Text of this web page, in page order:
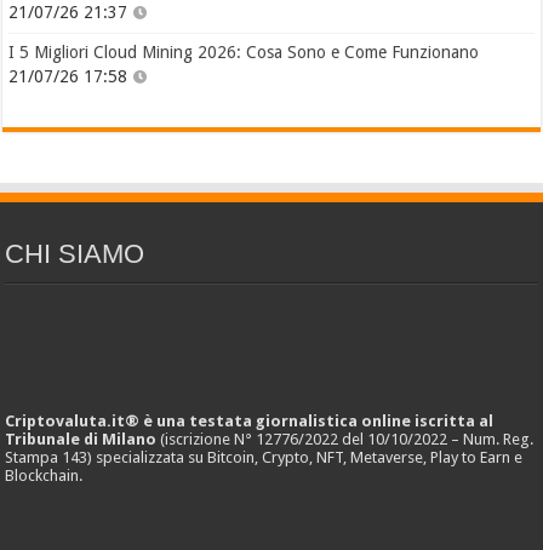
21/07/26 21:37
I 5 Migliori Cloud Mining 2026: Cosa Sono e Come Funzionano
21/07/26 17:58
CHI SIAMO
Criptovaluta.it® è una testata giornalistica online iscritta al
Tribunale di Milano (iscrizione N° 12776/2022 del 10/10/2022 – Num. Reg.
Stampa 143) specializzata su Bitcoin, Crypto, NFT, Metaverse, Play to Earn e
Blockchain.